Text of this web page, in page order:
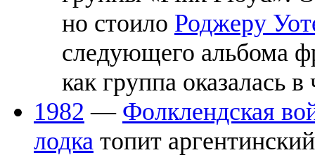
но стоило Роджеру
следующего альбома
как группа оказалась
1982 — Фолклендская
лодка топит